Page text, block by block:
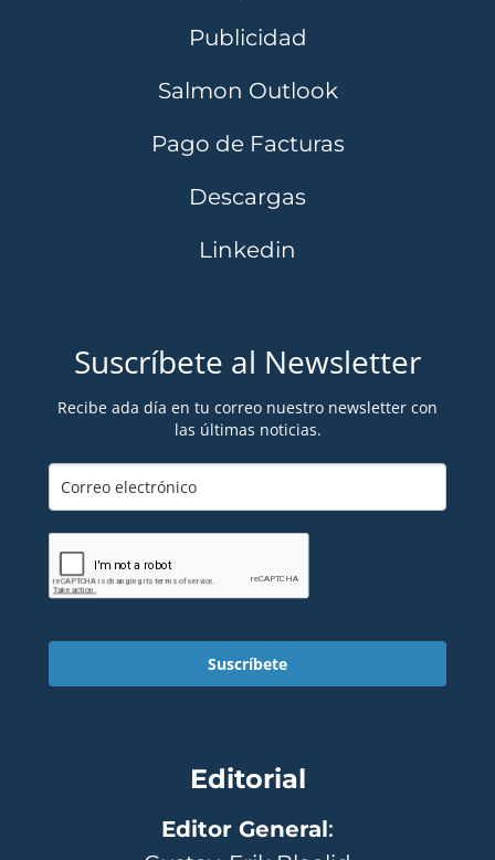
Publicidad
Salmon Outlook
Pago de Facturas
Descargas
Linkedin
Suscríbete al Newsletter
Recibe ada día en tu correo nuestro newsletter con
las últimas noticias.
Suscríbete
Editorial
Editor General: